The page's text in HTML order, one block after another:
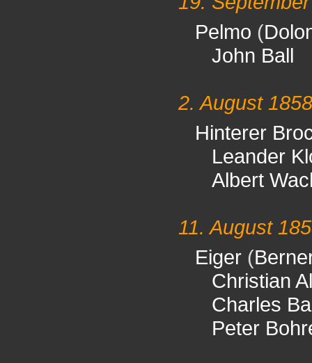
Pelmo (
John Ball
2. August 1858
Hinterer
Leander
Albert
11. August
Eiger (
Christian
Charles
Peter